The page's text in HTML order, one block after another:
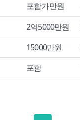
포함가만원
2억5000만원
15000만원
포함